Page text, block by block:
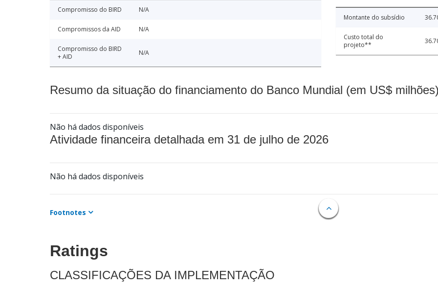
Compromisso do BIRD N/A
Compromissos da AID N/A
Compromisso do BIRD
+ AID
N/A
Montante do subsídio
Custo total do
projeto**
Resumo da situação do financiamento do Banco Mundial (em US$
Não há dados disponíveis
Atividade financeira detalhada em 31 de julho de 2026
Não há dados disponíveis
Footnotes
Ratings
CLASSIFICAÇÕES DA IMPLEMENTAÇÃO